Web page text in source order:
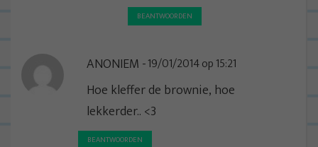
BEANTWOORDEN
ANONIEM 19/01/2014 op 15:21
Hoe kleffer de brownie, hoe
lekkerder.. <3
BEANTWOORDEN